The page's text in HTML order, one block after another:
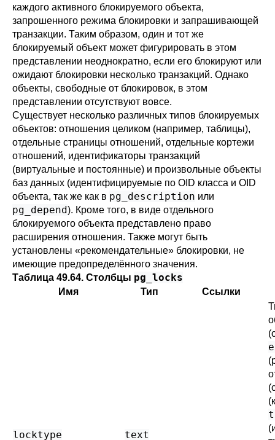
каждого активного блокируемого объекта,
запрошенного режима блокировки и запрашивающей
транзакции. Таким образом, один и тот же
блокируемый объект может фигурировать в этом
представлении неоднократно, если его блокируют или
ожидают блокировки несколько транзакций. Однако
объекты, свободные от блокировок, в этом
представлении отсутствуют вовсе.
Существует несколько различных типов блокируемых
объектов: отношения целиком (например, таблицы),
отдельные страницы отношений, отдельные кортежи
отношений, идентификаторы транзакций
(виртуальные и постоянные) и произвольные объекты
баз данных (идентифицируемые по OID класса и OID
объекта, так же как в pg_description или
pg_depend). Кроме того, в виде отдельного
блокируемого объекта представлено право
расширения отношения. Также могут быть
установлены «рекомендательные» блокировки, не
имеющие предопределённого значения.
Таблица 49.64. Столбцы pg_locks
Имя Тип Ссылки
locktype text